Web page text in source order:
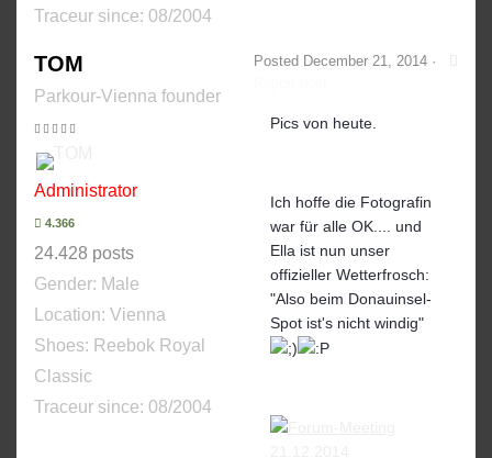
Traceur since: 08/2004
TOM
Parkour-Vienna founder
Administrator
4.366
24.428 posts
Gender: Male
Location: Vienna
Shoes: Reebok Royal
Classic
Traceur since: 08/2004
Posted December 21, 2014 ·
Pics von heute.
Ich hoffe die Fotografin
war für alle OK.... und
Ella ist nun unser
offizieller Wetterfrosch:
"Also beim Donauinsel-
Spot ist's nicht windig"